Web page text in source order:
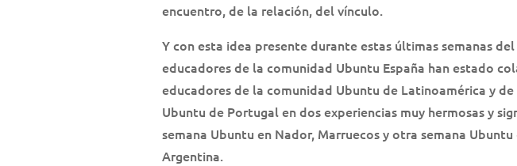
encuentro, de la relación, del vínculo.
Y con esta idea presente durante estas últimas semanas
educadores de la comunidad Ubuntu España han estado
educadores de la comunidad Ubuntu de Latinoamérica y
Ubuntu de Portugal en dos experiencias muy hermosas y
semana Ubuntu en Nador, Marruecos y otra semana
Argentina.